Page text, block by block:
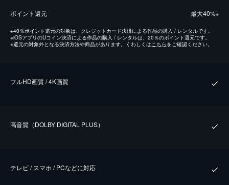
ポイント還元 最⼤40%※
※40％ポイント還元の対象は、クレジットカード決済による作品の購入 / レンタルです。
※iOSアプリのUコイン決済による作品の購入 / レンタルは、20％のポイント還元です。
※還元の対象外となる決済方法や商品があります。くわしくはこちらをご確認ください。
フルHD画質 / 4K画質
⾼⾳質（DOLBY DIGITAL PLUS）
テレビ / スマホ / PCなどに対応